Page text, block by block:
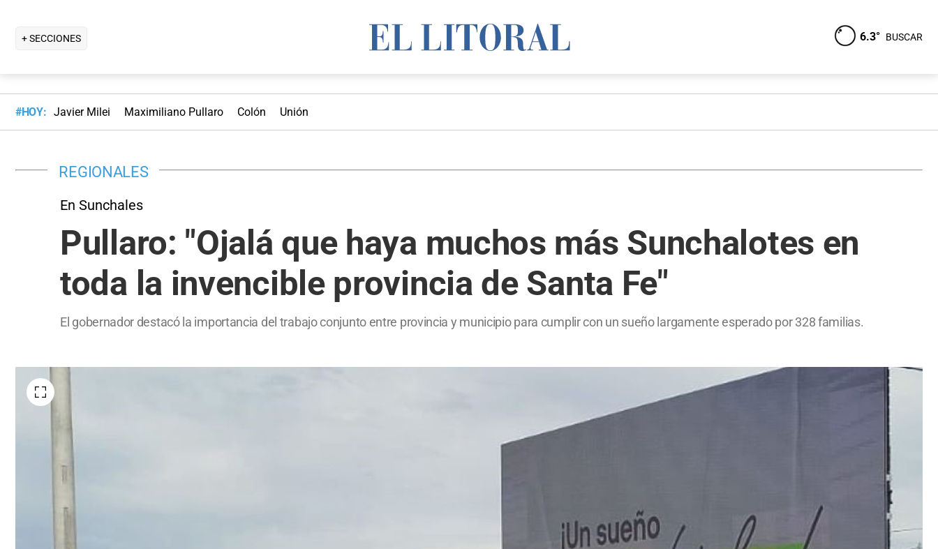
+ SECCIONES 6.3° BUSCAR
#HOY: Javier Milei Maximiliano Pullaro Colón Unión
REGIONALES
En Sunchales
Pullaro: "Ojalá que haya muchos más Sunchalotes en
toda la invencible provincia de Santa Fe"
El gobernador destacó la importancia del trabajo conjunto entre provincia y municipio para cumplir con un sueño largamente esperado por 328 familias.